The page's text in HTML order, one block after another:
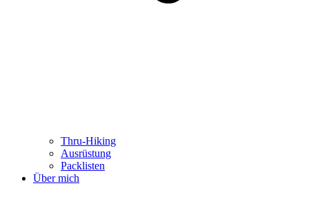
Thru-Hiking
Ausrüstung
Packlisten
Über mich